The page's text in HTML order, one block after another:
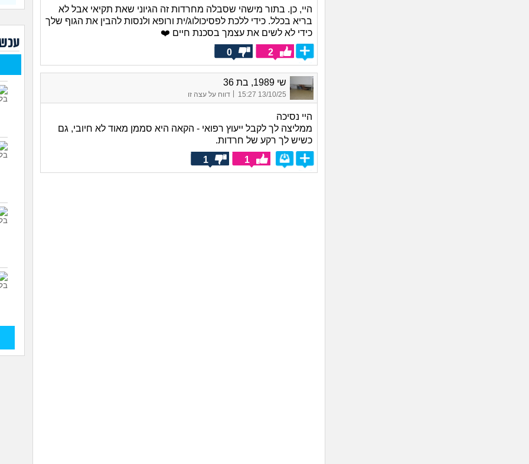
היי, כן. בתור מישהי שסבלה מחרדות זה הגיוני שאת תקיאי אבל לא
בריא בכלל. כידי ללכת לפסיכולוג/ית ורופא ולנסות להבין את הגוף שלך
כידי לא לשים את עצמך בסכנת חיים ❤️
2
0
שי 1989, בת 36
13/10/25 15:27 דווח על עצה זו
היי נסיכה
ממליצה לך לקבל ייעוץ רפואי - הקאה היא סממן מאוד לא חיובי, גם
כשיש לך רקע של חרדות.
1
1
יש